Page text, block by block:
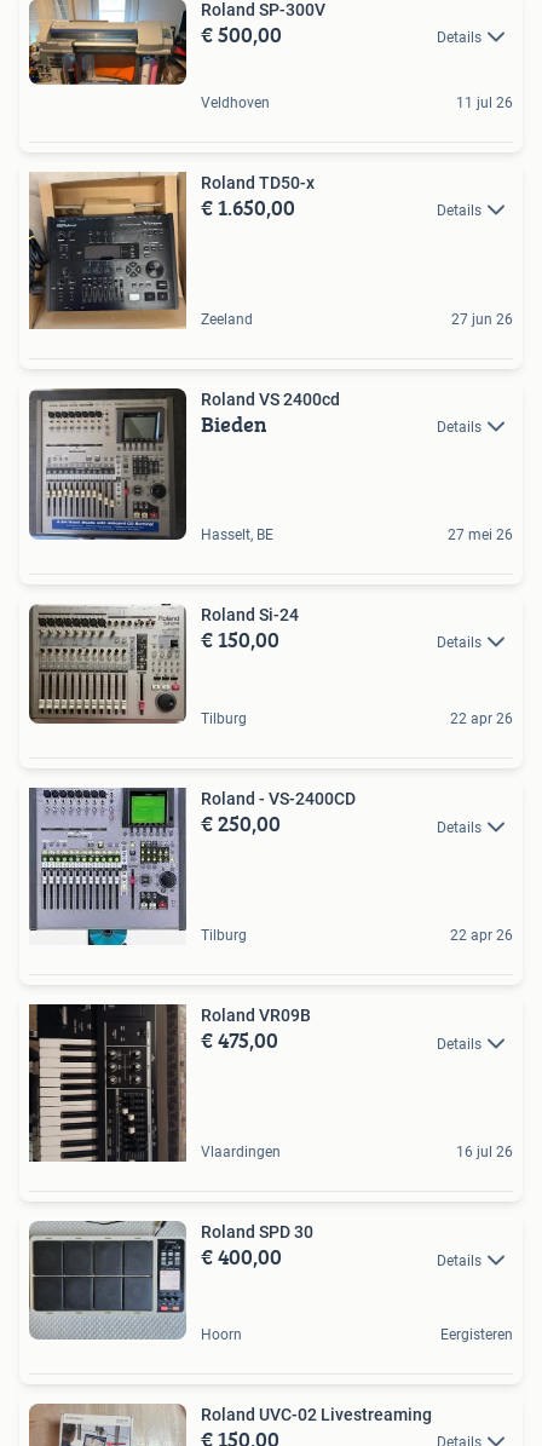
Roland SP-300V
€ 500,00 Details
Veldhoven 11 jul 26
Roland TD50-x
€ 1.650,00 Details
Zeeland 27 jun 26
Roland VS 2400cd
Bieden Details
Hasselt, BE 27 mei 26
Roland Si-24
€ 150,00 Details
Tilburg 22 apr 26
Roland - VS-2400CD
€ 250,00 Details
Tilburg 22 apr 26
Roland VR09B
€ 475,00 Details
Vlaardingen 16 jul 26
Roland SPD 30
€ 400,00 Details
Hoorn Eergisteren
Roland UVC-02 Livestreaming
€ 150,00 Details